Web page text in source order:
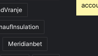
Meridianbet